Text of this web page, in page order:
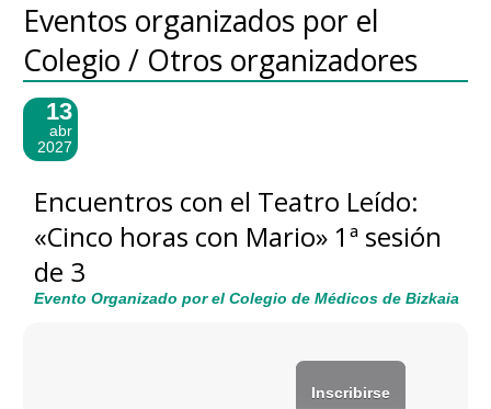
Eventos organizados por el
Colegio / Otros organizadores
13
abr
2027
Encuentros con el Teatro Leído:
«Cinco horas con Mario» 1ª sesión
de 3
Evento Organizado por el Colegio de Médicos de Bizkaia